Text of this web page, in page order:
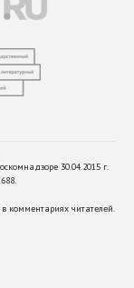
30.04.2015 г.
комментариях читателей.